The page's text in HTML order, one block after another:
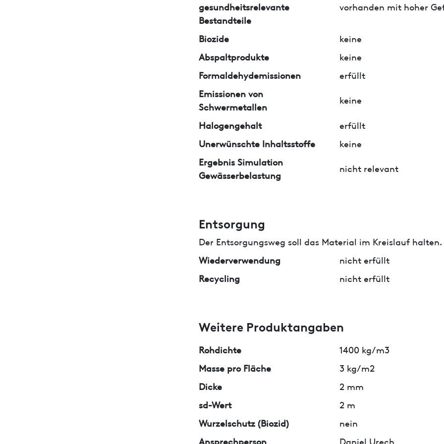
gesundheitsrelevante
Bestandteile
vorhanden mit hoher
Biozide
keine
Abspaltprodukte
keine
Formaldehydemissionen
erfüllt
Emissionen von
Schwermetallen
keine
Halogengehalt
erfüllt
Unerwünschte Inhaltsstoffe
keine
Ergebnis Simulation
Gewässerbelastung
nicht relevant
Entsorgung
Der Entsorgungsweg soll das Material im Kreislauf halten.
Wiederverwendung
nicht erfüllt
Recycling
nicht erfüllt
Weitere Produktangaben
Rohdichte
1400 kg/m3
Masse pro Fläche
3 kg/m2
Dicke
2 mm
sd-Wert
2 m
Wurzelschutz (Biozid)
nein
Ansprechperson
Daniel Urech